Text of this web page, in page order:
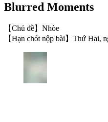
Blurred Moments
【Chủ đề】Nhòe
【Hạn chót nộp bài】Thứ Hai,